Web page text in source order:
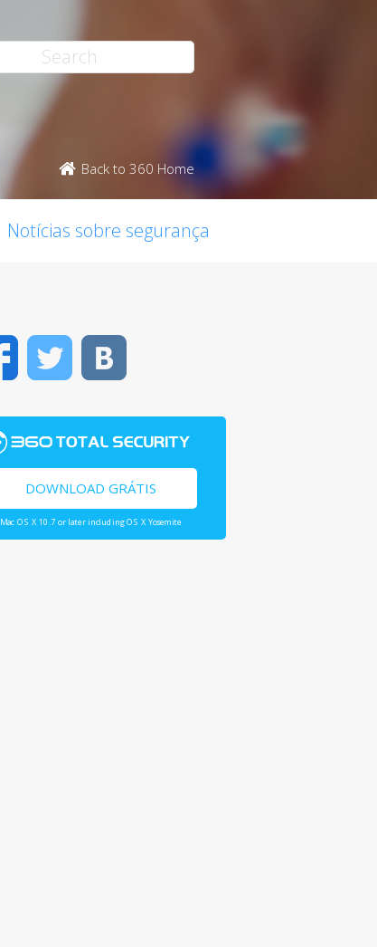
Back to 360 Home
Notícias sobre segurança
FacebookTwitter
DOWNLOAD GRÁTIS
Mac OS X 10.7 or later including OS X Yosemite